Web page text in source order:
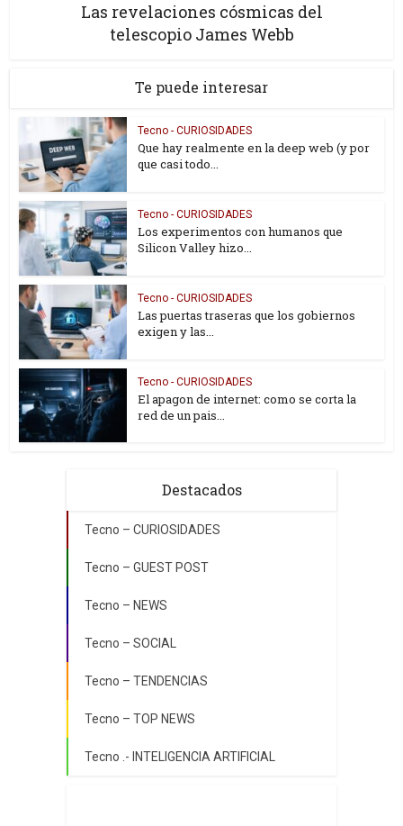
Las revelaciones cósmicas del
telescopio James Webb
Te puede interesar
Tecno - CURIOSIDADES
Que hay realmente en la deep web (y por
que casi todo...
Tecno - CURIOSIDADES
Los experimentos con humanos que
Silicon Valley hizo...
Tecno - CURIOSIDADES
Las puertas traseras que los gobiernos
exigen y las...
Tecno - CURIOSIDADES
El apagon de internet: como se corta la
red de un pais...
Destacados
Tecno – CURIOSIDADES
Tecno – GUEST POST
Tecno – NEWS
Tecno – SOCIAL
Tecno – TENDENCIAS
Tecno – TOP NEWS
Tecno .- INTELIGENCIA ARTIFICIAL